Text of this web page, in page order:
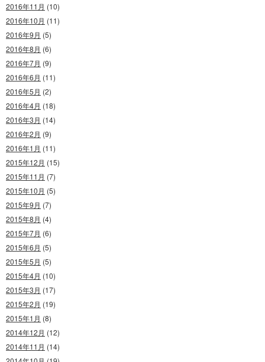
2016年11月 (10)
2016年10月 (11)
2016年9月 (5)
2016年8月 (6)
2016年7月 (9)
2016年6月 (11)
2016年5月 (2)
2016年4月 (18)
2016年3月 (14)
2016年2月 (9)
2016年1月 (11)
2015年12月 (15)
2015年11月 (7)
2015年10月 (5)
2015年9月 (7)
2015年8月 (4)
2015年7月 (6)
2015年6月 (5)
2015年5月 (5)
2015年4月 (10)
2015年3月 (17)
2015年2月 (19)
2015年1月 (8)
2014年12月 (12)
2014年11月 (14)